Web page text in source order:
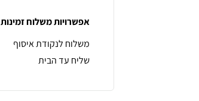
אפשרויות משלוח זמינות
משלוח לנקודת איסוף
שליח עד הבית